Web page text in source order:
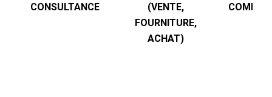
CONSULTANCE
(VENTE,
FOURNITURE,
ACHAT)